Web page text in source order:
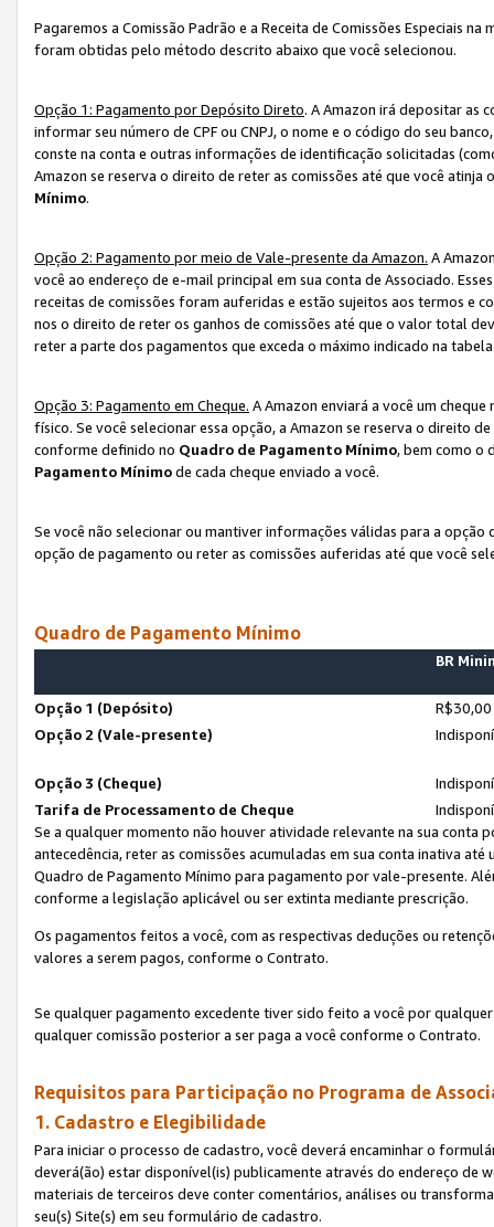
Pagaremos a Comissão Padrão e a Receita de Comissões Especiais
foram obtidas pelo método descrito abaixo que você selecionou.
Opção 1: Pagamento por Depósito Direto. A Amazon irá depositar as
informar seu número de CPF ou CNPJ, o nome e o código do seu
conste na conta e outras informações de identificação solicitadas
Amazon se reserva o direito de reter as comissões até que você
Mínimo.
Opção 2: Pagamento por meio de Vale-presente da Amazon. A
você ao endereço de e-mail principal em sua conta de Associado.
receitas de comissões foram auferidas e estão sujeitos aos termos e
nos o direito de reter os ganhos de comissões até que o valor total
reter a parte dos pagamentos que exceda o máximo indicado na
Opção 3: Pagamento em Cheque. A Amazon enviará a você um
físico. Se você selecionar essa opção, a Amazon se reserva o direito
conforme definido no Quadro de Pagamento Mínimo, bem como o
Pagamento Mínimode cada cheque enviado a você.
Se você não selecionar ou mantiver informações válidas para a
opção de pagamento ou reter as comissões auferidas até que você
Quadro de Pagamento Mínimo
BR
Opção 1 (Depósito)
R$30,00
Opção 2 (Vale-presente)
Opção 3 (Cheque)
Tarifa de Processamento de Cheque
Se a qualquer momento não houver atividade relevante na sua conta
antecedência, reter as comissões acumuladas em sua conta inativa
Quadro de Pagamento Mínimo para pagamento por vale-presente.
conforme a legislação aplicável ou ser extinta mediante prescrição.
Os pagamentos feitos a você, com as respectivas deduções ou
valores a serem pagos, conforme o Contrato.
Se qualquer pagamento excedente tiver sido feito a você por
qualquer comissão posterior a ser paga a você conforme o Contrato.
Requisitos para Participação no Programa de
1. Cadastro e Elegibilidade
Para iniciar o processo de cadastro, você deverá encaminhar o
deverá(ão) estar disponível(is) publicamente através do endereço
materiais de terceiros deve conter comentários, análises ou
seu(s) Site(s) em seu formulário de cadastro.